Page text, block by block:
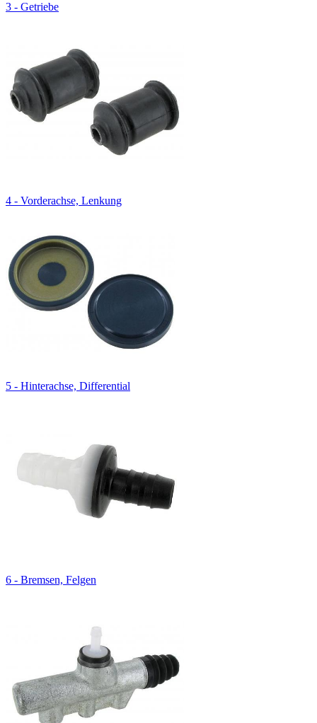
3 - Getriebe
4 - Vorderachse, Lenkung
5 - Hinterachse, Differential
6 - Bremsen, Felgen